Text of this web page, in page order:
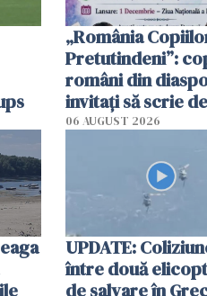
„România
Pretutindeni”:
români din
invitați să scrie
România într-un
06 AUGUST 2026
UPDATE:
între două
de salvare în